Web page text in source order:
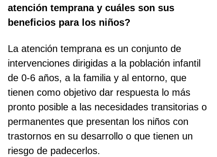
atención temprana y cuáles son sus
beneficios para los niños?
La atención temprana es un conjunto de
intervenciones dirigidas a la población infantil
de 0-6 años, a la familia y al entorno, que
tienen como objetivo dar respuesta lo más
pronto posible a las necesidades transitorias o
permanentes que presentan los niños con
trastornos en su desarrollo o que tienen un
riesgo de padecerlos.